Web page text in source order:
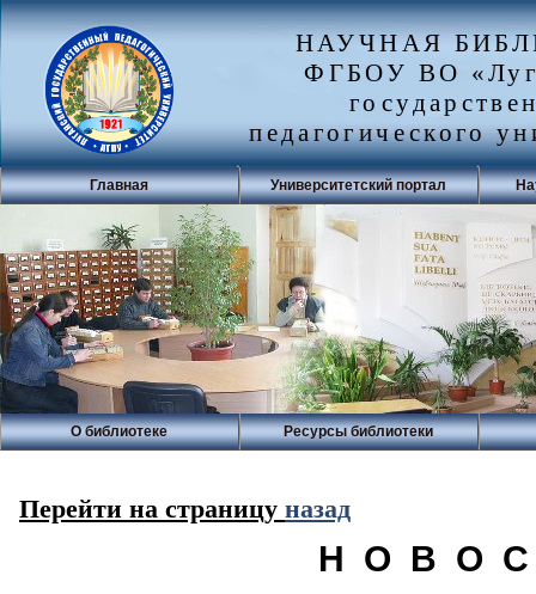
НАУЧНАЯ
ФГБОУ ВО
педагогического
Главная Университетский портал
О библиотеке Ресурсы библиотеки
Перейти на страницу назад
Н О В О